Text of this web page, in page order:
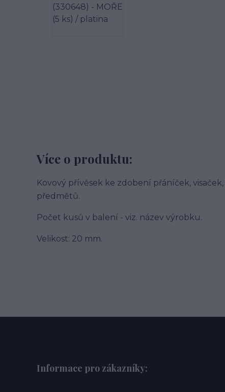
Více o produktu:
Kovový přívěsek ke zdobení přáníček,
předmětů.
Počet kusů v balení - viz. název výrobku.
Velikost: 20 mm.
Informace pro zákazníky: